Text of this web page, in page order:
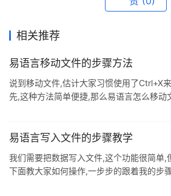
相关推荐
易语言移动文件的步骤方法
说到移动文件,估计大家习惯使用了Ctrl+X
先,这种方法简单便捷,那么易语言怎么移动
好的看到效果,故选用占用空间较小的文件.
的"Windows窗口"上绘制标签组件
易语言写入文件的步骤教学
我们需要把数据写入文件,这个功能很简单,
下面教大家如何操作,一步步的跟着我的步